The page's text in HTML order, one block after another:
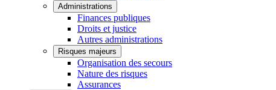
Administrations
Finances publiques
Droits et justice
Autres administrations
Risques majeurs
Organisation des secours
Nature des risques
Assurances